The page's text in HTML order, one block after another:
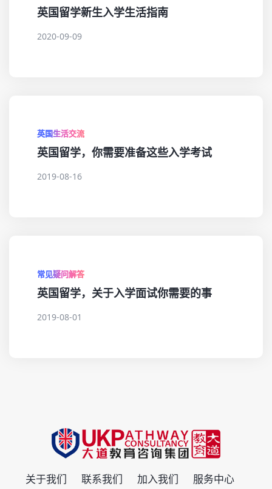
英国留学新生入学生活指南
2020-09-09
英国生活交流
英国留学，你需要准备这些入学考试
2019-08-16
常见疑问解答
英国留学，关于入学面试你需要的事
2019-08-01
关于我们 联系我们 加入我们
服务中心